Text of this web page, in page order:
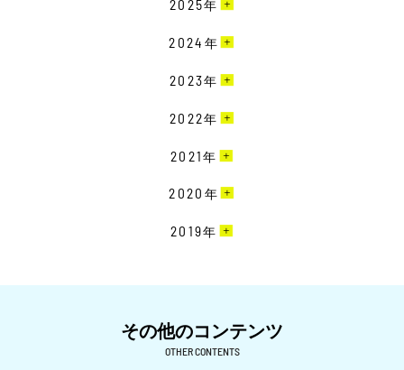
2025年
3月［4］
2024 年
12月［10］
9月［18］
8月［11］
3月［4］
2月［6］
2023年
12月［9］
9月［16］
8月［12］
4月［26］
2022年
12月［22］
9月［14］
5月［27］
2021年
12月［19］
7月［22］
6月［23］
2020 年
12月［15］
10月［26］
8月［7］
2019年
10月［6］
9月［6］
その他のコンテンツ
OTHER CONTENTS